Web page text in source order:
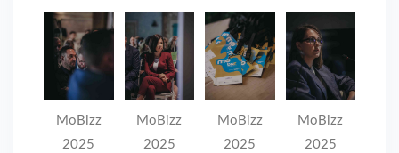
MoBizz
2025
MoBizz
2025
MoBizz
2025
MoBizz
2025